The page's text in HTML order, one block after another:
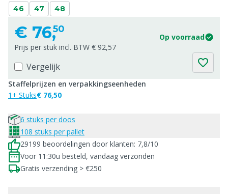
46
47 48
€ 76,50
Op voorraad
Prijs per stuk incl. BTW € 92,57
Vergelijk
Staffelprijzen en verpakkingseenheden
1+ Stuks€ 76,50
6 stuks per doos
108 stuks per pallet
29199 beoordelingen door klanten: 7,8/10
Voor 11:30u besteld, vandaag verzonden
Gratis verzending > €250